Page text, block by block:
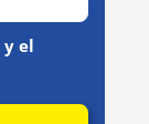
y el